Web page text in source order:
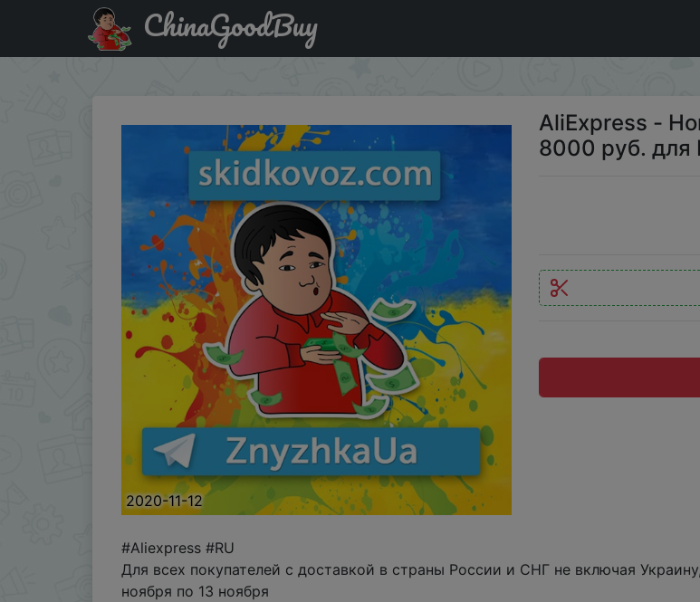
Паридбати з промокодом 11all2500 AliExpress - Новые промокоды 4000 руб. 5000 и 8000 руб.
ChinaGoodBuy
2020-11-12
AliExpress -
8000 руб. для
#Aliexpress #RU
Для всех покупателей с доставкой в страны России и СНГ не включая
ноября по 13 ноября